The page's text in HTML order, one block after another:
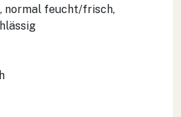
normal feucht/frisch,